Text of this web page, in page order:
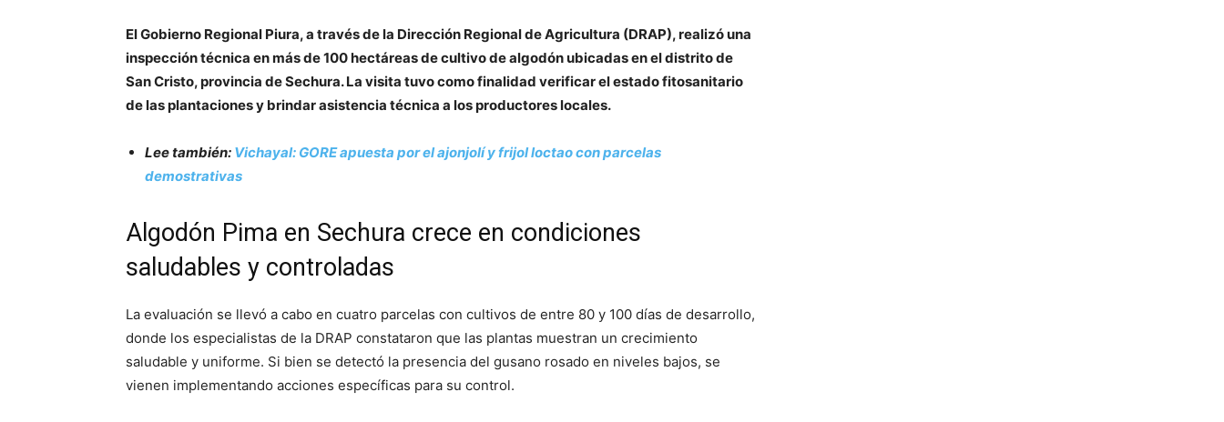
El Gobierno Regional Piura, a través de la Dirección Regional de Agricultura (DRAP), realizó una
inspección técnica en más de 100 hectáreas de cultivo de algodón ubicadas en el distrito de
San Cristo, provincia de Sechura. La visita tuvo como finalidad verificar el estado fitosanitario
de las plantaciones y brindar asistencia técnica a los productores locales.
Lee también: Vichayal: GORE apuesta por el ajonjolí y frijol loctao con parcelas
demostrativas
Algodón Pima en Sechura crece en condiciones
saludables y controladas
La evaluación se llevó a cabo en cuatro parcelas con cultivos de entre 80 y 100 días de desarrollo,
donde los especialistas de la DRAP constataron que las plantas muestran un crecimiento
saludable y uniforme. Si bien se detectó la presencia del gusano rosado en niveles bajos, se
vienen implementando acciones específicas para su control.